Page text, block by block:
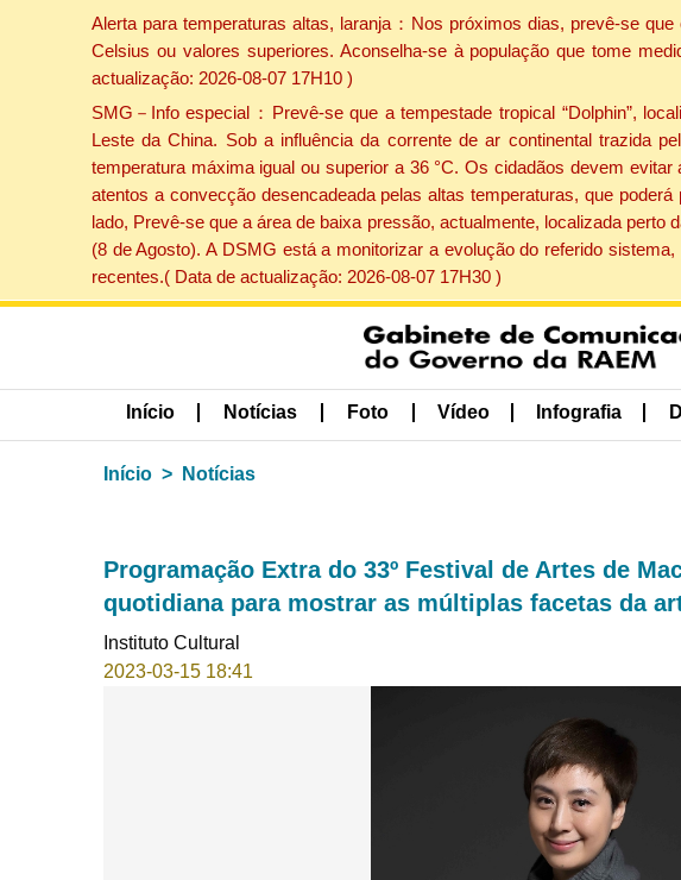
Alerta para temperaturas altas, laranja：Nos próximos dias, prevê-se
Celsius ou valores superiores. Aconselha-se à população que tome
actualização: 2026-08-07 17H10 )
SMG－Info especial：Prevê-se que a tempestade tropical “Dolphin”,
Leste da China. Sob a influência da corrente de ar continental trazida
temperatura máxima igual ou superior a 36 °C. Os cidadãos devem
atentos a convecção desencadeada pelas altas temperaturas, que
lado, Prevê-se que a área de baixa pressão, actualmente, localizada
(8 de Agosto). A DSMG está a monitorizar a evolução do referido
recentes.( Data de actualização: 2026-08-07 17H30 )
Início Notícias Foto Vídeo Infografia
Início Notícias
Programação Extra do 33º Festival de Artes de
quotidiana para mostrar as múltiplas facetas da
Instituto Cultural
2023-03-15 18:41